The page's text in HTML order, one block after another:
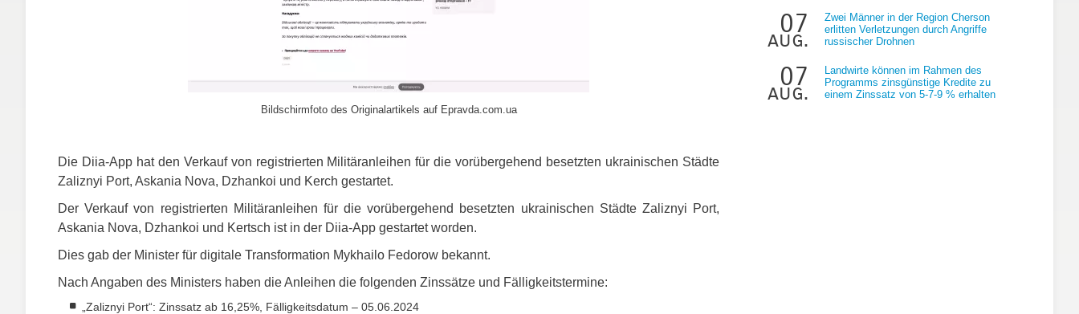
Bildschirmfoto des Originalartikels auf Epravda.com.ua
Die Diia-App hat den Verkauf von registrierten Militäranleihen für die vorübergehend besetzten ukrainischen Städte
Zaliznyi Port, Askania Nova, Dzhankoi und Kerch gestartet.
Der Verkauf von registrierten Militäranleihen für die vorübergehend besetzten ukrainischen Städte Zaliznyi Port,
Askania Nova, Dzhankoi und Kertsch ist in der Diia-App gestartet worden.
Dies gab der Minister für digitale Transformation Mykhailo Fedorow bekannt.
Nach Angaben des Ministers haben die Anleihen die folgenden Zinssätze und Fälligkeitstermine:
„Zaliznyi Port“: Zinssatz ab 16,25%, Fälligkeitsdatum – 05.06.2024
07
aug.
Zwei Männer in der Region Cherson
erlitten Verletzungen durch Angriffe
russischer Drohnen
07
aug.
Landwirte können im Rahmen des
Programms zinsgünstige Kredite zu
einem Zinssatz von 5-7-9 % erhalten